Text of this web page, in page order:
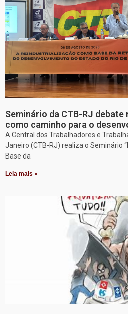
Seminário da CTB-RJ
como caminho para o
A Central dos Trabalhadores e
Janeiro (CTB-RJ) realiza o Seminário
Base da
Leia mais »